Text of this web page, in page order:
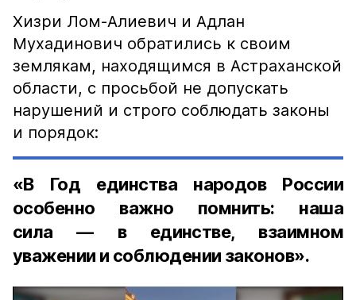
Хизри Лом-Алиевич и Адлан
Мухадинович обратились к своим
землякам, находящимся в Астраханской
области, с просьбой не допускать
нарушений и строго соблюдать законы
и порядок:
«В Год единства народов России
особенно важно помнить: наша
сила — в единстве, взаимном
уважении и соблюдении законов».